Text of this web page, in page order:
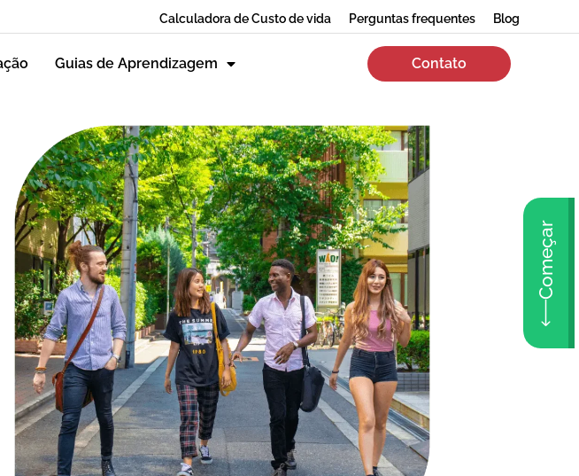
Calculadora de Custo de vida Perguntas frequentes Blog
Guias de Aprendizagem Contato
Começar